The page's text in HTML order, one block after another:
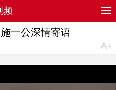
频
一公深情寄语